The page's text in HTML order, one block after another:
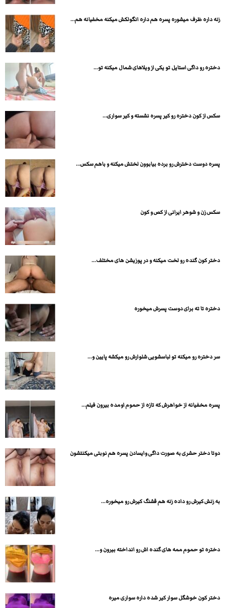
زنه داره ظرف میشوره پسره هم داره انگولکش میکنه مخفیانه هم...
دختره رو داگی استایل تو یکی از ویلاهای شمال میکنه تو...
سکس از کون دختره رو کیر پسره نشسته و کیر سواری...
پسره دوست دخترش رو برده بیابوون لختش میکنه و باهم سکس...
سکس زن و شوهر ایرانی از کص و کون
دختر کون گنده رو لخت میکنه و در پوزیشن های مختلف...
دختره تا ته برای دوست پسرش میخوره
سر دختره رو میکنه تو لباسشویی شلوارش رو میکشه پایین و...
پسره مخفیانه از خواهرش که تازه از حموم اومده بیرون فیلم...
دوتا دختر حشری به صورت داگی وایسادن پسره هم نوبتی میکنتشون
به زنش کیرش رو داده زنه هم قشنگ کیرش رو میخوره...
دختره تو حموم ممه های گنده اش رو انداخته بیرون و...
دختر کون خوشگل سوار کیر شده داره سواری میره